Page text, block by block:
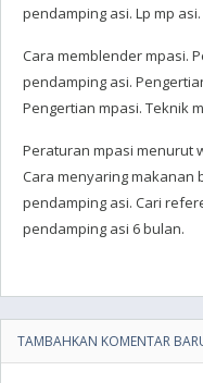
pendamping asi. Lp mp asi.
Cara memblender mpasi.
pendamping asi.
Pengertian mpasi. Teknik
Peraturan mpasi menurut
Cara menyaring makanan
pendamping asi. Cari
pendamping asi 6 bulan.
TAMBAHKAN KOMENTAR